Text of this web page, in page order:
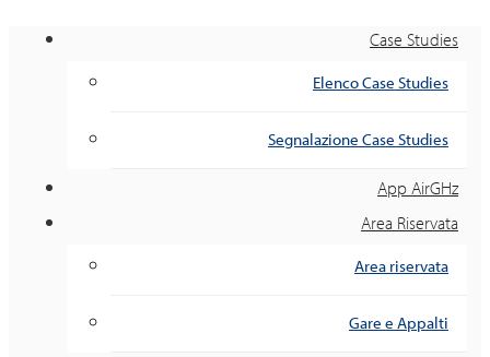
Case Studies
Elenco Case Studies
Segnalazione Case Studies
App AirGHz
Area Riservata
Area riservata
Gare e Appalti